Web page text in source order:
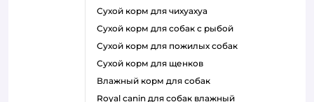
сухой корм для чихуахуа
сухой корм для собак с рыбой
сухой корм для пожилых собак
сухой корм для щенков
влажный корм для собак
royal canin для собак влажный